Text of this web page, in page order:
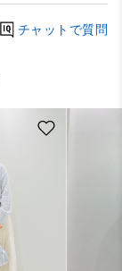
チャットで質問